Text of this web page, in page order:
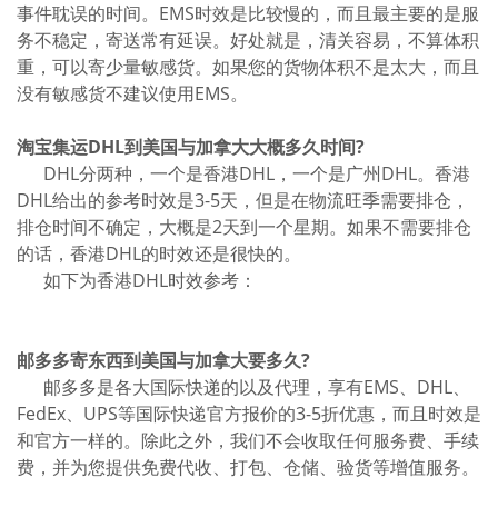
事件耽误的时间。EMS时效是比较慢的，而且最主要的是服
务不稳定，寄送常有延误。好处就是，清关容易，不算体积
重，可以寄少量敏感货。如果您的货物体积不是太大，而且
没有敏感货不建议使用EMS。
淘宝集运DHL到美国与加拿大大概多久时间?
DHL分两种，一个是香港DHL，一个是广州DHL。香港
DHL给出的参考时效是3-5天，但是在物流旺季需要排仓，
排仓时间不确定，大概是2天到一个星期。如果不需要排仓
的话，香港DHL的时效还是很快的。
如下为香港DHL时效参考：
邮多多寄东西到美国与加拿大要多久?
邮多多是各大国际快递的以及代理，享有EMS、DHL、
FedEx、UPS等国际快递官方报价的3-5折优惠，而且时效是
和官方一样的。除此之外，我们不会收取任何服务费、手续
费，并为您提供免费代收、打包、仓储、验货等增值服务。